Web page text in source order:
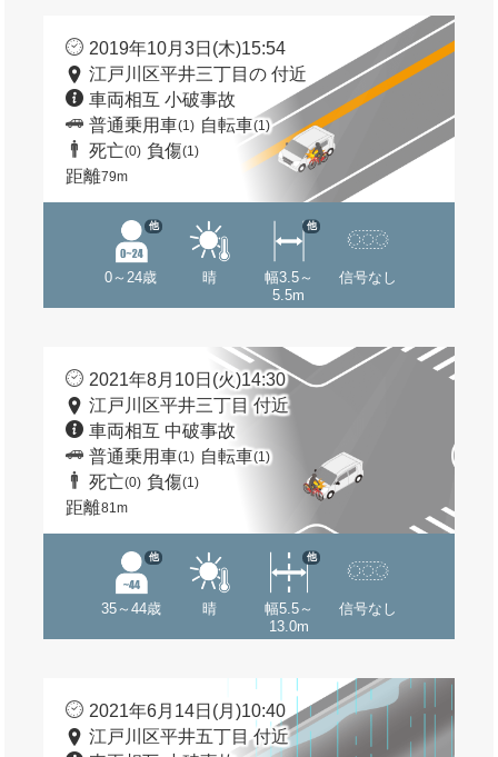
2019年10月3日(木)15:54
江戸川区平井三丁目の 付近
車両相互 小破事故
普通乗用車(1) 自転車(1)
死亡(0) 負傷(1)
距離79m
0～24歳
他
晴
幅3.5～
5.5m
他
信号なし
2021年8月10日(火)14:30
江戸川区平井三丁目 付近
車両相互 中破事故
普通乗用車(1) 自転車(1)
死亡(0) 負傷(1)
距離81m
35～44歳
他
晴
幅5.5～
13.0m
他
信号なし
2021年6月14日(月)10:40
江戸川区平井五丁目 付近